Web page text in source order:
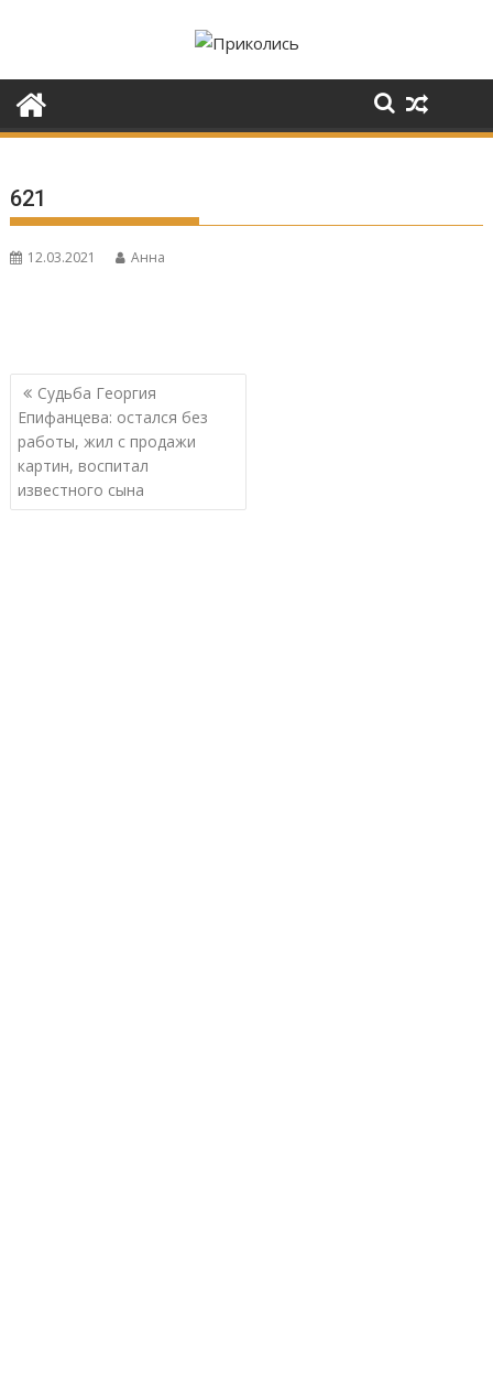
621
12.03.2021 Анна
Навигация
по
записям
Судьба Георгия
Епифанцева: остался без
работы, жил с продажи
картин, воспитал
известного сына